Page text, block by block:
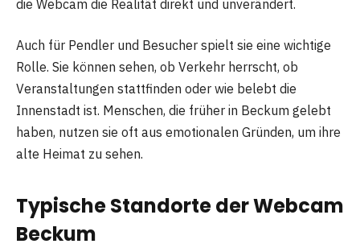
die Webcam die Realität direkt und unverändert.
Auch für Pendler und Besucher spielt sie eine wichtige
Rolle. Sie können sehen, ob Verkehr herrscht, ob
Veranstaltungen stattfinden oder wie belebt die
Innenstadt ist. Menschen, die früher in Beckum gelebt
haben, nutzen sie oft aus emotionalen Gründen, um ihre
alte Heimat zu sehen.
Typische Standorte der Webcam
Beckum